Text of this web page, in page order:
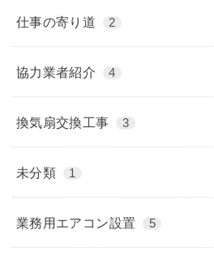
仕事の寄り道 2
協力業者紹介 4
換気扇交換工事 3
未分類 1
業務用エアコン設置 5